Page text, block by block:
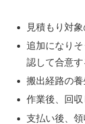
見積もり対
追加になり
認して合意す
搬出経路の
作業後、回
支払い後、